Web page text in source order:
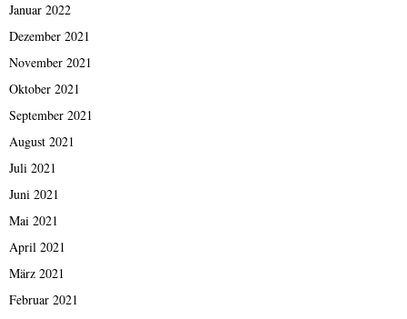
Januar 2022
Dezember 2021
November 2021
Oktober 2021
September 2021
August 2021
Juli 2021
Juni 2021
Mai 2021
April 2021
März 2021
Februar 2021